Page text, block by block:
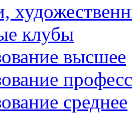
клубы
высшее
среднее